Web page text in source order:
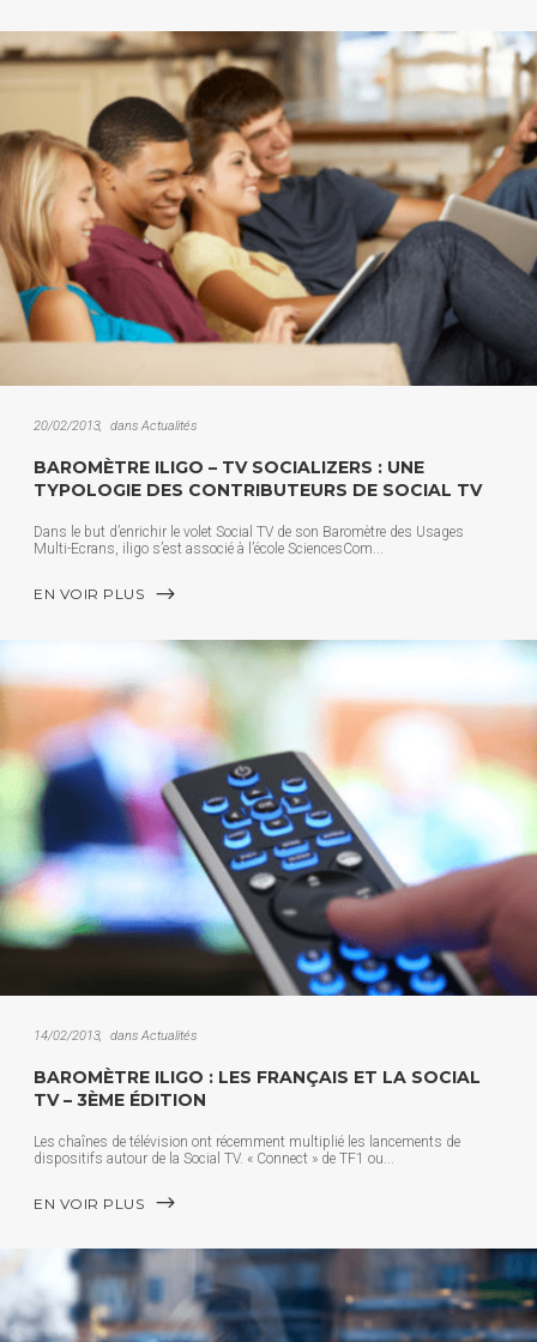
20/02/2013 dans Actualités
BAROMÈTRE ILIGO – TV SOCIALIZERS : UNE
TYPOLOGIE DES CONTRIBUTEURS DE SOCIAL TV
Dans le but d’enrichir le volet Social TV de son Baromètre des Usages
Multi-Ecrans, iligo s’est associé à l’école SciencesCom
EN VOIR PLUS
14/02/2013 dans Actualités
BAROMÈTRE ILIGO : LES FRANÇAIS ET LA SOCIAL
TV – 3ÈME ÉDITION
Les chaînes de télévision ont récemment multiplié les lancements de
dispositifs autour de la Social TV. « Connect » de TF1 ou
EN VOIR PLUS